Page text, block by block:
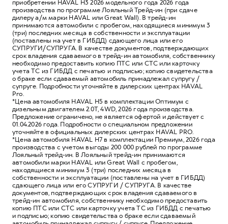
приобретении HAVAL H3 2026 модельного года 2026 года
производства по программе Лояльный Трейд-ин (при сдаче
дилеру а/м марки HAVAL или Great Wall). В трейд-ин
принимаются автомобили с пробегом, находящиеся минимум 3
(три) последних месяца в собственности и эксплуатации
(поставлены на учет в ГИБДД) сдающего лица или его
СУПРУГИ/СУПРУГА. В качестве документов, подтверждающих
срок владения сдаваемого в трейд-ин автомобиля, собственнику
необходимо предоставить копию ПТС или СТС или карточку
учета ТС из ГИБДД с печатью и подписью; копию свидетельства
о браке если сдаваемый автомобиль принадлежал супругу /
супруге. Подробности уточняйте в дилерских центрах HAVAL
Pro.
*Цена автомобиля HAVAL H5 в комплектации Оптимум с
дизельным двигателем 2.0T, 4WD, 2026 года производства.
Предложение ограничено, не является офертой и действует с
01.04.2026 года. Подробности о специальном предложении
уточняйте в официальных дилерских центрах HAVAL PRO.
*Цена автомобиля HAVAL H7 в комплектации Премиум, 2026 года
производства с учетом выгоды 200 000 рублей по программе
Лояльный трейд-ин. В Лояльный трейд-ин принимаются
автомобили марки HAVAL или Great Wall с пробегом,
находящиеся минимум 3 (три) последних месяца в
собственности и эксплуатации (поставлены на учет в ГИБДД)
сдающего лица или его СУПРУГИ / СУПРУГА. В качестве
документов, подтверждающих срок владения сдаваемого в
трейд-ин автомобиля, собственнику необходимо предоставить
копию ПТС или СТС или карточку учета ТС из ГИБДД с печатью
и подписью; копию свидетельства о браке если сдаваемый